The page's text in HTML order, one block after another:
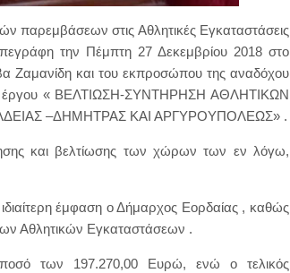
παρεμβάσεων στις Αθλητικές Εγκαταστάσεις
την Πέμπτη 27 Δεκεμβρίου 2018 στο
Ζαμανίδη και του εκπροσώπου της αναδόχου
έργου « ΒΕΛΤΙΩΣΗ-ΣΥΝΤΗΡΗΣΗ ΑΘΛΗΤΙΚΩΝ
–ΔΗΜΗΤΡΑΣ ΚΑΙ ΑΡΓΥΡΟΥΠΟΛΕΩΣ» .
και βελτίωσης των χώρων των εν λόγω,
έμφαση ο Δήμαρχος Εορδαίας , καθώς
Αθλητικών Εγκαταστάσεων .
των 197.270,00 Ευρώ, ενώ ο τελικός